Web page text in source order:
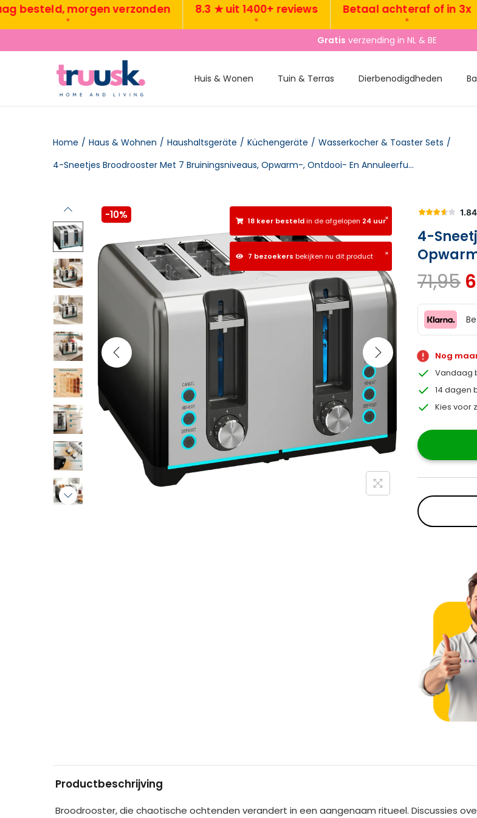
morgen verzonden 8.3 ★ uit 1400+ reviews Betaal achteraf of in 3x
Gratis verzending in NL & BE
Huis & Wonen Tuin & Terras Dierbenodigdheden
Home / Haus & Wohnen / Haushaltsgeräte / Küchengeräte / Wasserkocher & Toaster Sets /
4-Sneetjes Broodrooster Met 7 Bruiningsniveaus, Opwarm-, Ontdooi- En Annuleerfunctie
×
18 keer besteldin de afgelopen 24 uur
×
7 bezoekers bekijken nu dit product
-10%
4-
71,95
Nog
Vandaag
14 dagen
Kies voor
r
Productbeschrijving
Broodrooster, die chaotische ochtenden verandert in een aangenaam ritueel. Discussies